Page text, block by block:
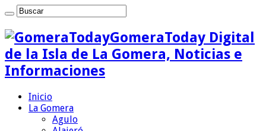
GomeraToday Digital
de la Isla de La Gomera, Noticias e
Informaciones
Inicio
La Gomera
Agulo